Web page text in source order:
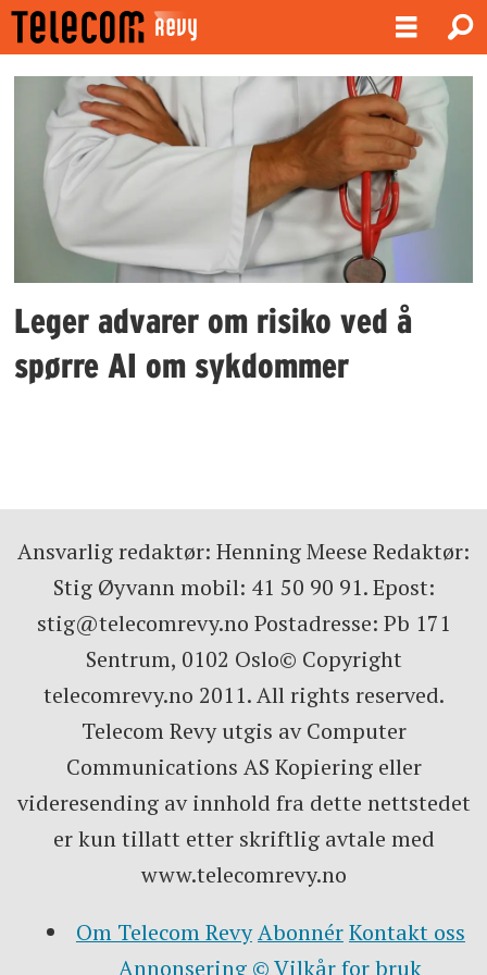
Emne:
chatbots
Leger advarer om risiko ved å
spørre AI om sykdommer
Ansvarlig redaktør: Henning Meese Redaktør:
Stig Øyvann mobil: 41 50 90 91. Epost:
stig@telecomrevy.no Postadresse: Pb 171
Sentrum, 0102 Oslo© Copyright
telecomrevy.no 2011. All rights reserved.
Telecom Revy utgis av Computer
Communications AS Kopiering eller
videresending av innhold fra dette nettstedet
er kun tillatt etter skriftlig avtale med
www.telecomrevy.no
Om Telecom RevyAbonnérKontakt oss
Annonsering © Vilkår for bruk